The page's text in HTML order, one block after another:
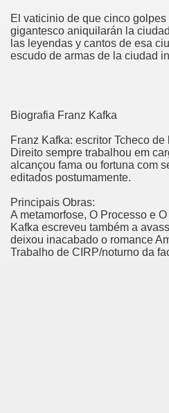
El vaticinio de que cinco
gigantesco aniquilarán la
las leyendas y cantos de esa
escudo de armas de la ciudad
Biografia Franz Kafka
Franz Kafka: escritor Tcheco
Direito sempre trabalhou em
alcançou fama ou fortuna com
editados postumamente.
Principais Obras:
A metamorfose, O Processo e
Kafka escreveu também a
deixou inacabado o romance
Trabalho de CIRP/noturno da